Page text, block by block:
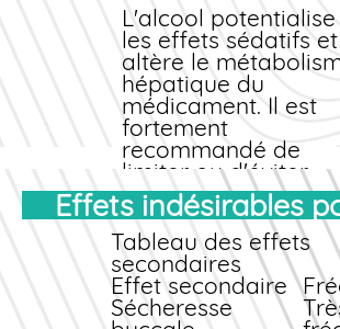
L'alcool potentialise
les effets sédatifs et
altère le
hépatique du
médicament. Il est
fortement
recommandé de
limiter ou d'éviter
toute
alcoolique pendant
traitement.
Interactions
Évitez le jus de
Effets indésirables
Tableau des effets
secondaires
Effet secondaire
Sécheresse